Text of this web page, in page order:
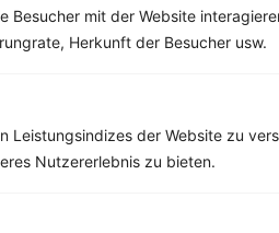
mit der Website
Herkunft der Besucher usw.
der Website zu
Nutzererlebnis zu bieten.
13 g
bis 700 kcal